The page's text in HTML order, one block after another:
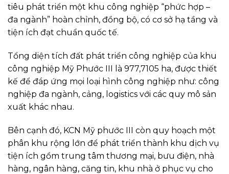
tiêu phát triển một khu công nghiệp “phức hợp –
đa ngành” hoàn chỉnh, đồng bộ, có cơ sở hạ tầng và
tiện ích đạt chuẩn quốc tế.
Tổng diện tích đất phát triển công nghiệp của khu
công nghiệp Mỹ Phước III là 977,7105 ha, được thiết
kế để đáp ứng mọi loại hình công nghiệp như: công
nghiệp đa ngành, cảng, logistics với các quy mô sản
xuất khác nhau.
Bên cạnh đó, KCN Mỹ phước III còn quy hoạch một
phân khu rộng lớn để phát triển thành khu dịch vụ
tiện ích gồm trung tâm thương mại, bưu điện, nhà
hàng, ngân hàng, căng tin, khu nhà ở phục vụ cho